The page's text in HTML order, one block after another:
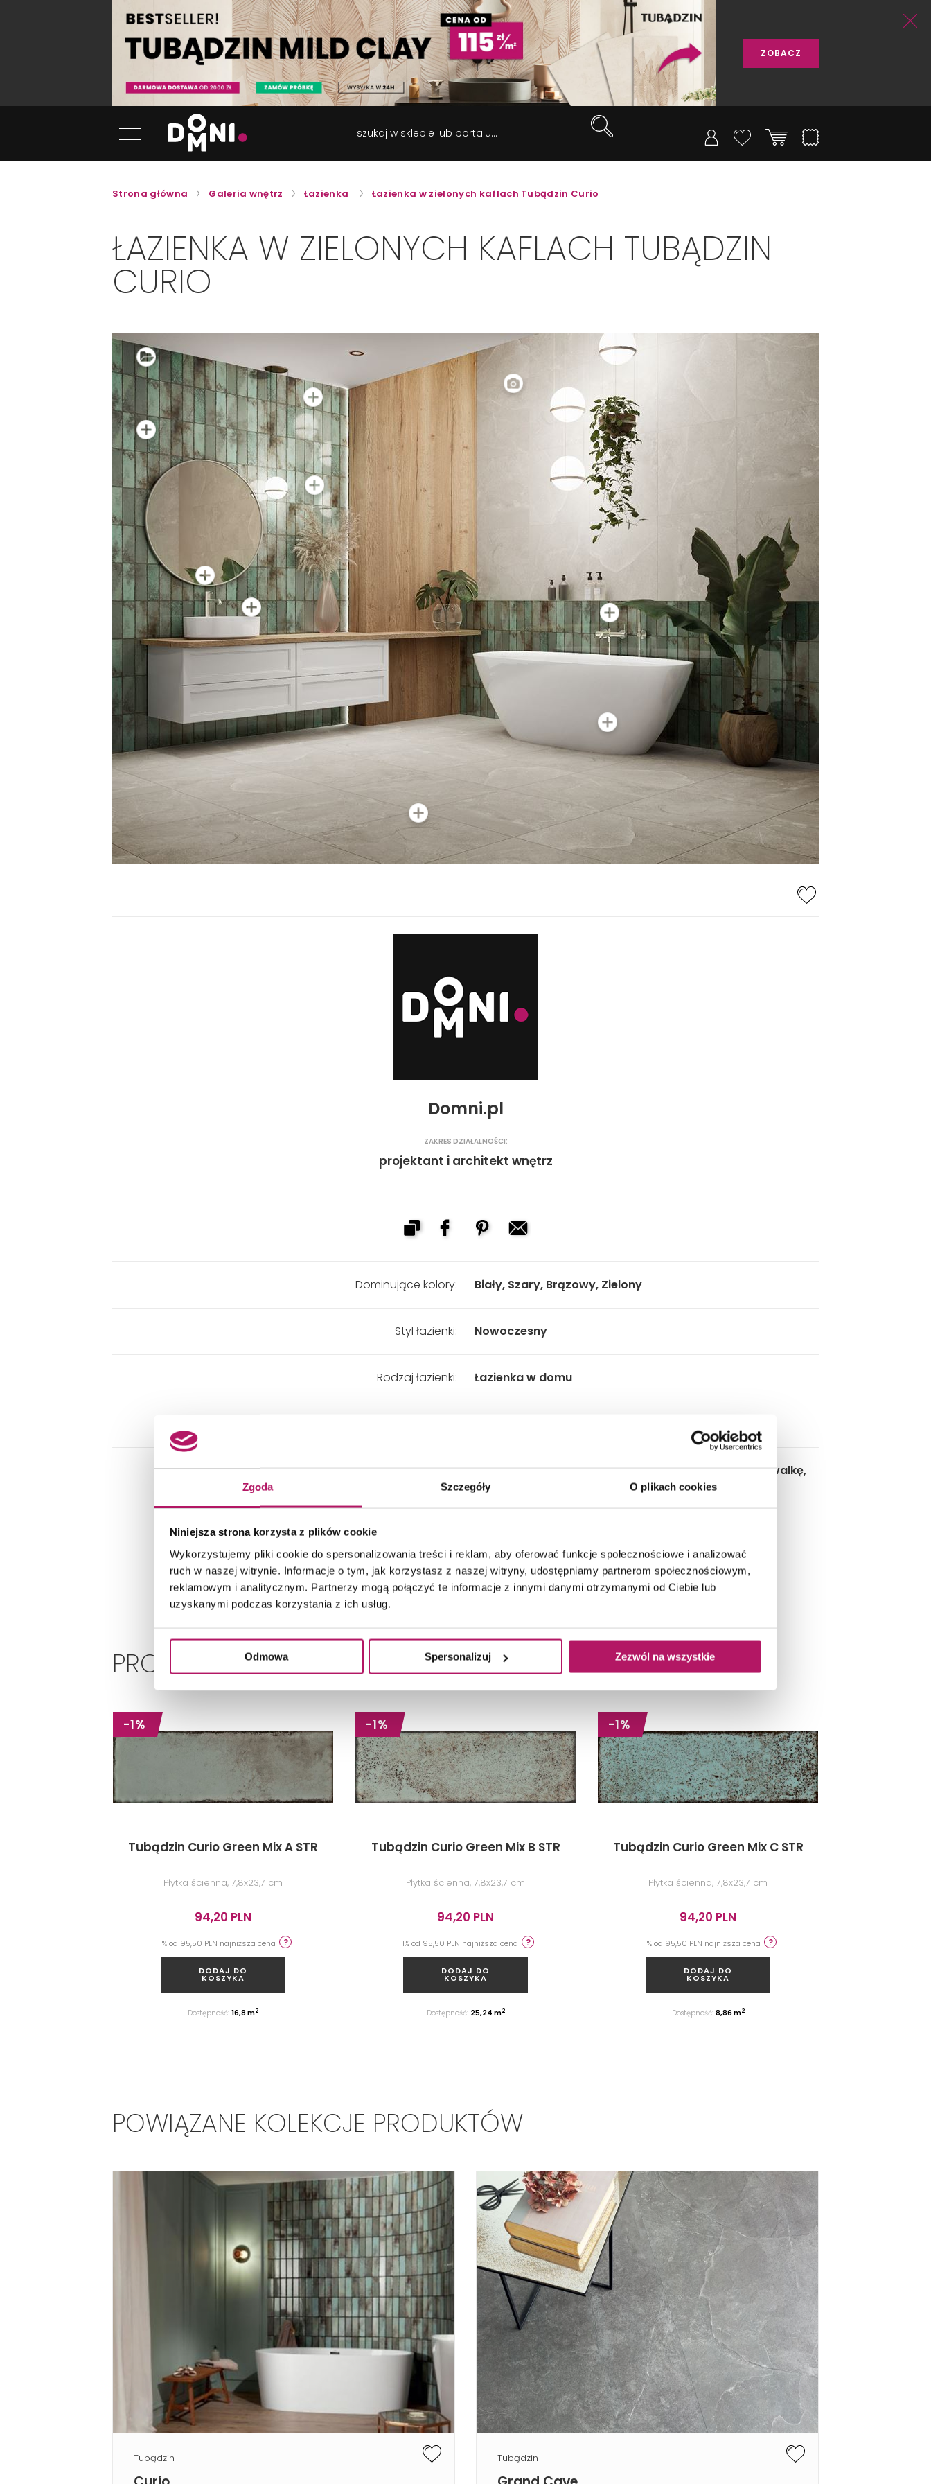
Zgoda Szczegóły O plikach cookies
Niniejsza strona korzysta z plików cookie
Wykorzystujemy pliki cookie do spersonalizowania treści i reklam, aby oferować funkcje społecznościowe i analizować
ruch w naszej witrynie. Informacje o tym, jak korzystasz z naszej witryny, udostępniamy partnerom społecznościowym,
reklamowym i analitycznym. Partnerzy mogą połączyć te informacje z innymi danymi otrzymanymi od Ciebie lub
uzyskanymi podczas korzystania z ich usług.
Odmowa Spersonalizuj Zezwól na wszystkie
ZOBACZ
szukaj w sklepie lub portalu...
Strona główna Galeria wnętrz Łazienka Łazienka w zielonych kaflach Tubądzin Curio
ŁAZIENKA W ZIELONYCH KAFLACH TUBĄDZIN
CURIO
Domni.pl
ZAKRES DZIAŁALNOŚCI:
projektant i architekt wnętrz
Dominujące kolory: Biały, Szary, Brązowy, Zielony
Styl łazienki: Nowoczesny
Rodzaj łazienki: Łazienka w domu
Na zdjęciu występuje: wanna wolnostojąca, szafka wisząca, blat pod umywalkę,
umywalka stojąca na blacie
PRODUKTY POWIĄZANE ZE ZDJĘCIEM
-1%
Tubądzin Curio Green Mix A STR
Płytka ścienna, 7,8x23,7 cm
94,20 PLN
-1% od 95,50 PLN najniższa cena
DODAJ DO
KOSZYKA
Dostępność: 16,8 m2
-1%
Tubądzin Curio Green Mix B STR
Płytka ścienna, 7,8x23,7 cm
94,20 PLN
-1% od 95,50 PLN najniższa cena
DODAJ DO
KOSZYKA
Dostępność: 25,24 m2
-1%
Tubądzin Curio Green Mix C STR
Płytka ścienna, 7,8x23,7 cm
94,20 PLN
-1% od 95,50 PLN najniższa cena
DODAJ DO
KOSZYKA
Dostępność: 8,86 m2
POWIĄZANE KOLEKCJE PRODUKTÓW
Tubądzin Tubądzin